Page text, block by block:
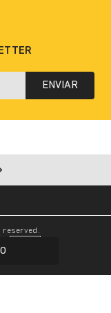
ENVIAR
reserved.